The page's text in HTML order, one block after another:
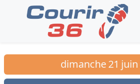
dimanche21 juin